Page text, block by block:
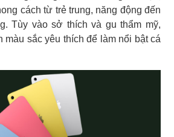
cách từ trẻ trung, năng động đến
Tùy vào sở thích và gu thẩm mỹ,
màu sắc yêu thích để làm nổi bật cá